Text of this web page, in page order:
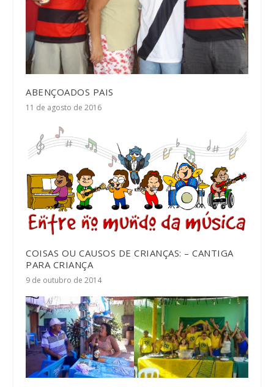
ABENÇOADOS PAIS
11 de agosto de 2016
COISAS OU CAUSOS DE CRIANÇAS: – CANTIGA
PARA CRIANÇA
9 de outubro de 2014